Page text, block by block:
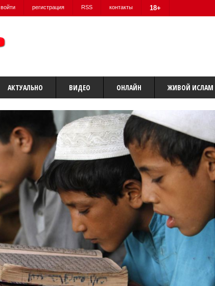
войти регистрация RSS контакты 18+
АКТУАЛЬНО ВИДЕО ОНЛАЙН ЖИВОЙ ИСЛАМ